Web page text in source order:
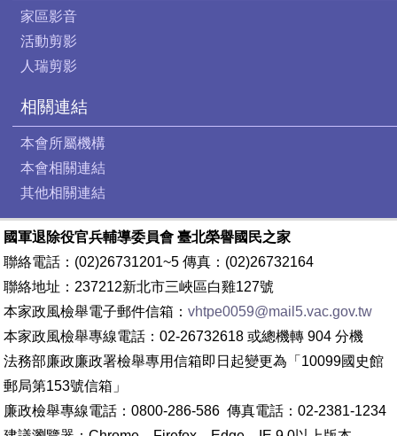
家區影音
活動剪影
人瑞剪影
相關連結
本會所屬機構
本會相關連結
其他相關連結
國軍退除役官兵輔導委員會 臺北榮譽國民之家
聯絡電話：(02)26731201~5 傳真：(02)26732164
聯絡地址：237212新北市三峽區白雞127號
本家政風檢舉電子郵件信箱：vhtpe0059@mail5.vac.gov.tw
本家政風檢舉專線電話：02-26732618 或總機轉 904 分機
法務部廉政廉政署檢舉專用信箱即日起變更為「10099國史館
郵局第153號信箱」
廉政檢舉專線電話：0800-286-586 傳真電話：02-2381-1234